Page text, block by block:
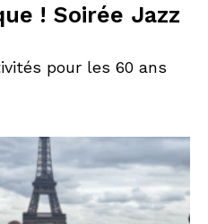
! Soirée Jazz
pour les 60 ans